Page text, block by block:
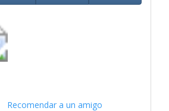
Recomendar a un amigo